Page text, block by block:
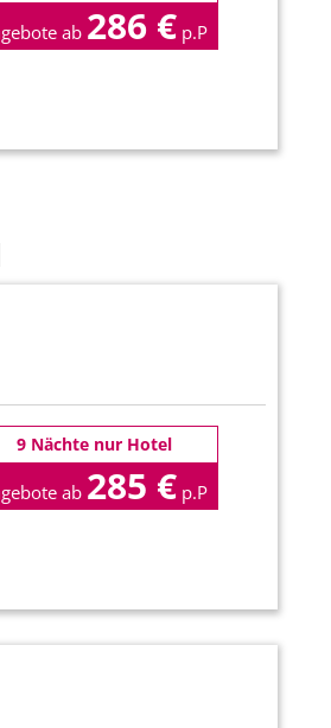
ab 286 € p.P
9 Nächte nur Hotel
ab 285 € p.P